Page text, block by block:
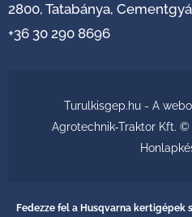
2800, Tatabánya,
+36 30 290 8696
Turulkisgep.hu - A
Agrotechnik-Traktor Kft.
Fedezze fel a Husqvarna kertigépek